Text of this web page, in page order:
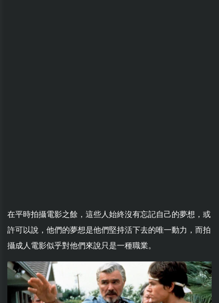
在平時拍攝電影之餘，這些人始終沒有忘記自己的夢想，或
許可以說，他們的夢想是他們堅持活下去的唯一動力，而拍
攝成人電影似乎對他們來說只是一種職業。